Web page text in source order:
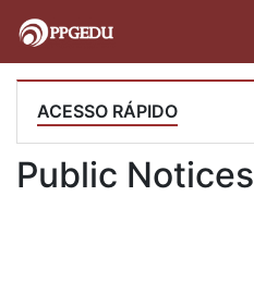
ACESSO RÁPIDO
Public Notices